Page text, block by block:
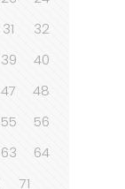
31
32
39
40
47
48
55
56
63
64
71